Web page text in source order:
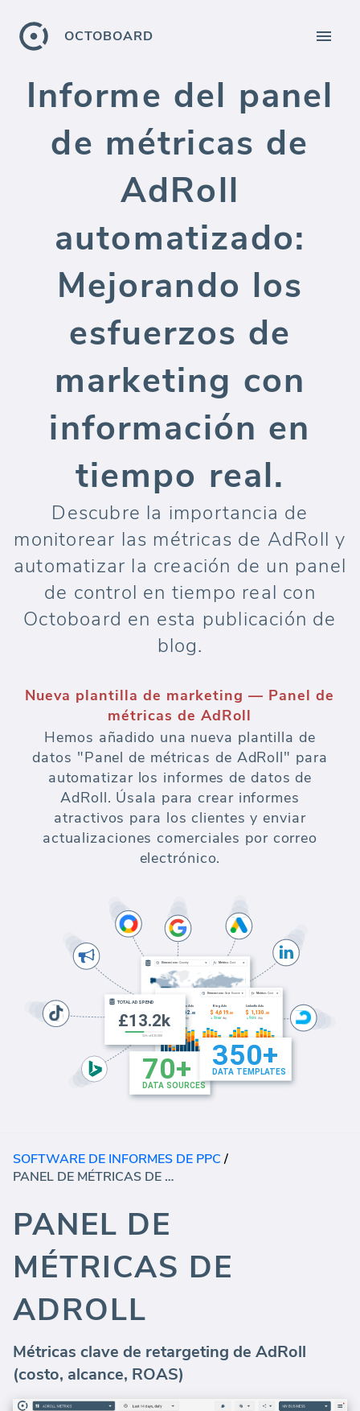
OCTOBOARD
Informe del panel
de métricas de
AdRoll
automatizado:
Mejorando los
esfuerzos de
marketing con
información en
tiempo real.
Descubre la importancia de
monitorear las métricas de AdRoll y
automatizar la creación de un panel
de control en tiempo real con
Octoboard en esta publicación de
blog.
Nueva plantilla de marketing — Panel de
métricas de AdRoll
Hemos añadido una nueva plantilla de
datos "Panel de métricas de AdRoll" para
automatizar los informes de datos de
AdRoll. Úsala para crear informes
atractivos para los clientes y enviar
actualizaciones comerciales por correo
electrónico.
SOFTWARE DE INFORMES DE PPC/
PANEL DE MÉTRICAS DE ADROLL
PANEL DE
MÉTRICAS DE
ADROLL
Métricas clave de retargeting de AdRoll
(costo, alcance, ROAS)